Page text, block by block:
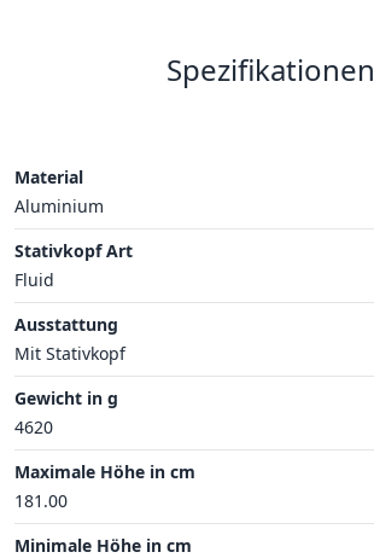
Spezifikationen
Material
Aluminium
Stativkopf Art
Fluid
Ausstattung
Mit Stativkopf
Gewicht in g
4620
Maximale Höhe in cm
181.00
Minimale Höhe in cm